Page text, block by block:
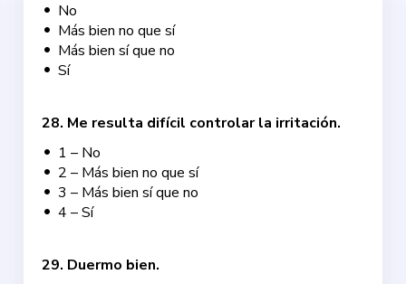
No
Más bien no que sí
Más bien sí que no
Sí
28. Me resulta difícil controlar la irritación.
1 – No
2 – Más bien no que sí
3 – Más bien sí que no
4 – Sí
29. Duermo bien.